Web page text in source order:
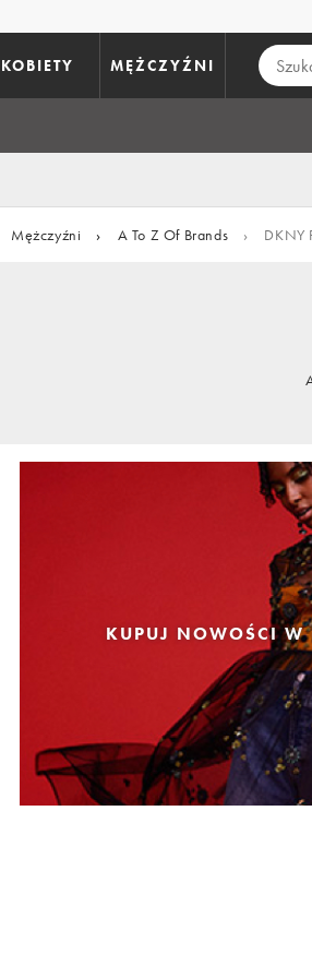
KOBIETY MĘŻCZYŹNI
Mężczyźni › A To Z Of Brands › DKNY
KUPUJ NOWOŚCI